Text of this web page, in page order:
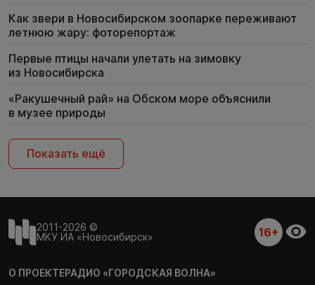
Как звери в Новосибирском зоопарке переживают
летнюю жару: фоторепортаж
Первые птицы начали улетать на зимовку
из Новосибирска
«Ракушечный рай» на Обском море объяснили
в музее природы
Показать ещё
2011-2026 ©
МКУ ИА «Новосибирск»
16+
О ПРОЕКТЕРАДИО «ГОРОДСКАЯ ВОЛНА»